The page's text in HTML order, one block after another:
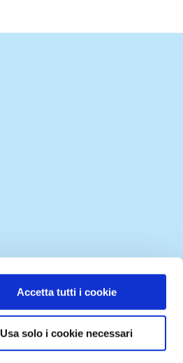
Accetta tutti i cookie
Usa solo i cookie necessari
Suomi(Finnois)